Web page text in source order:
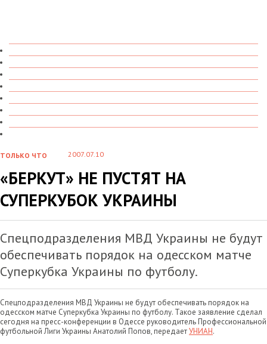
ТОЛЬКО ЧТО 2007.07.10
«БЕРКУТ» НЕ ПУСТЯТ НА
СУПЕРКУБОК УКРАИНЫ
Спецподразделения МВД Украины не будут
обеспечивать порядок на одесском матче
Суперкубка Украины по футболу.
Спецподразделения МВД Украины не будут обеспечивать порядок на
одесском матче Суперкубка Украины по футболу. Такое заявление сделал
сегодня на пресс-конференции в Одессе руководитель Профессиональной
футбольной Лиги Украины Анатолий Попов, передаетУНИАН.